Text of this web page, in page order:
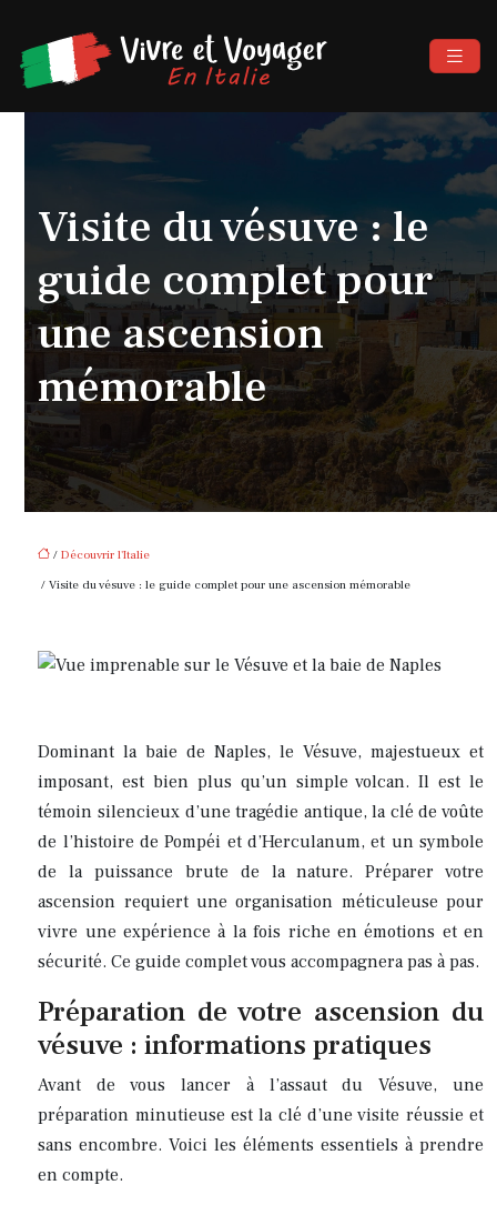
Visite du vésuve : le
guide complet pour
une ascension
mémorable
/Découvrir l'Italie
/ Visite du vésuve : le guide complet pour une ascension mémorable
Dominant la baie de Naples, le Vésuve, majestueux et
imposant, est bien plus qu’un simple volcan. Il est le
témoin silencieux d’une tragédie antique, la clé de voûte
de l’histoire de Pompéi et d’Herculanum, et un symbole
de la puissance brute de la nature. Préparer votre
ascension requiert une organisation méticuleuse pour
vivre une expérience à la fois riche en émotions et en
sécurité. Ce guide complet vous accompagnera pas à pas.
Préparation de votre ascension du
vésuve : informations pratiques
Avant de vous lancer à l’assaut du Vésuve, une
préparation minutieuse est la clé d’une visite réussie et
sans encombre. Voici les éléments essentiels à prendre
en compte.